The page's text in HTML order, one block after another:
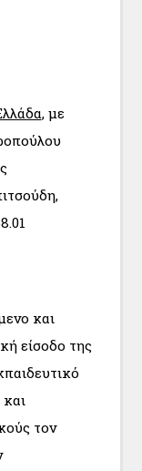
, με
και
είσοδο της
τον